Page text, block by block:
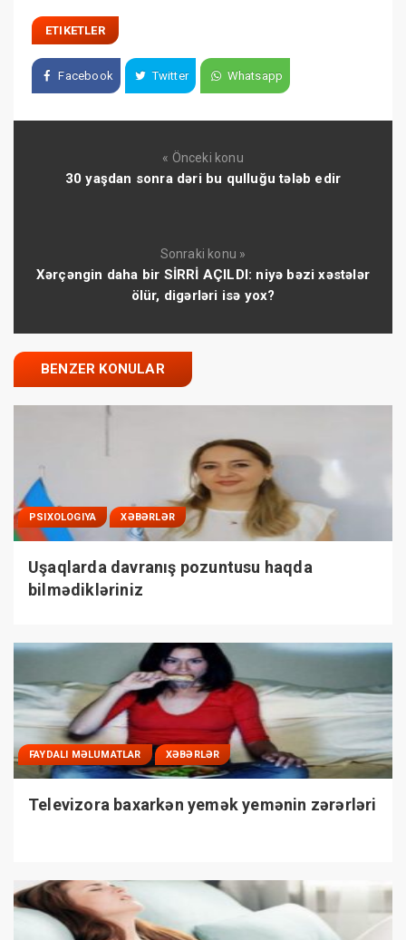
ETIKETLER
Facebook Twitter Whatsapp
« Önceki konu
30 yaşdan sonra dəri bu qulluğu tələb edir
Sonraki konu »
Xərçəngin daha bir SİRRİ AÇILDI: niyə bəzi xəstələr
ölür, digərləri isə yox?
BENZER KONULAR
PSIXOLOGIYA XƏBƏRLƏR
Uşaqlarda davranış pozuntusu haqda
bilmədikləriniz
FAYDALI MƏLUMATLAR XƏBƏRLƏR
Televizora baxarkən yemək yemənin zərərləri